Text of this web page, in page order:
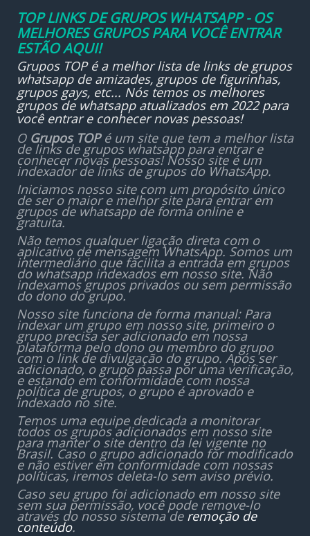
TOP LINKS DE GRUPOS WHATSAPP - OS
MELHORES GRUPOS PARA VOCÊ ENTRAR
ESTÃO AQUI!
Grupos TOP é a melhor lista de links de grupos
whatsapp de amizades, grupos de figurinhas,
grupos gays, etc... Nós temos os melhores
grupos de whatsapp atualizados em 2022 para
você entrar e conhecer novas pessoas!
O Grupos TOPé um site que tem a melhor lista
de links de grupos whatsapp para entrar e
conhecer novas pessoas! Nosso site é um
indexador de links de grupos do WhatsApp.
Iniciamos nosso site com um propósito único
de ser o maior e melhor site para entrar em
grupos de whatsapp de forma online e
gratuita.
Não temos qualquer ligação direta com o
aplicativo de mensagem WhatsApp. Somos um
intermediário que facilita a entrada em grupos
do whatsapp indexados em nosso site. Não
indexamos grupos privados ou sem permissão
do dono do grupo.
Nosso site funciona de forma manual: Para
indexar um grupo em nosso site, primeiro o
grupo precisa ser adicionado em nossa
plataforma pelo dono ou membro do grupo
com o link de divulgação do grupo. Após ser
adicionado, o grupo passa por uma verificação,
e estando em conformidade com nossa
política de grupos, o grupo é aprovado e
indexado no site.
Temos uma equipe dedicada a monitorar
todos os grupos adicionados em nosso site
para manter o site dentro da lei vigente no
Brasil. Caso o grupo adicionado for modificado
e não estiver em conformidade com nossas
políticas, iremos deleta-lo sem aviso prévio.
Caso seu grupo foi adicionado em nosso site
sem sua permissão, você pode remove-lo
através do nosso sistema de remoção de
conteúdo.